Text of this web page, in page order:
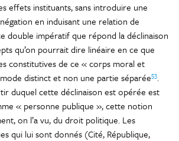
effets instituants, sans introduire une
en induisant une relation de
double impératif que répond la déclinaison
qu’on pourrait dire linéaire en ce que
constitutives de ce « corps moral et
distinct et non une partie séparée53.
duquel cette déclinaison est opérée est
« personne publique », cette notion
on l’a vu, du droit politique. Les
qui lui sont donnés (Cité, République,